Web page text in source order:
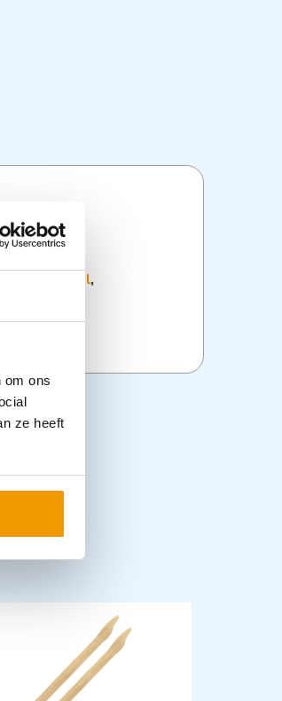
om ons
ze heeft
,